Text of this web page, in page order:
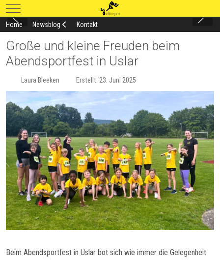
Mobile Menu Toggle
Home Newsblog Kontakt
Große und kleine Freuden beim
Abendsportfest in Uslar
Laura Bleeken Erstellt: 23. Juni 2025
Beim Abendsportfest in Uslar bot sich wie immer die Gelegenheit